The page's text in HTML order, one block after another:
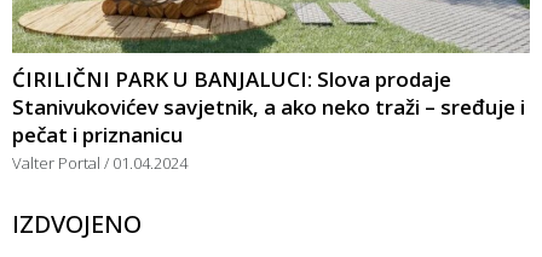
ĆIRILIČNI PARK U BANJALUCI: Slova prodaje
Stanivukovićev savjetnik, a ako neko traži – sređuje i
pečat i priznanicu
Valter Portal 01.04.2024
IZDVOJENO